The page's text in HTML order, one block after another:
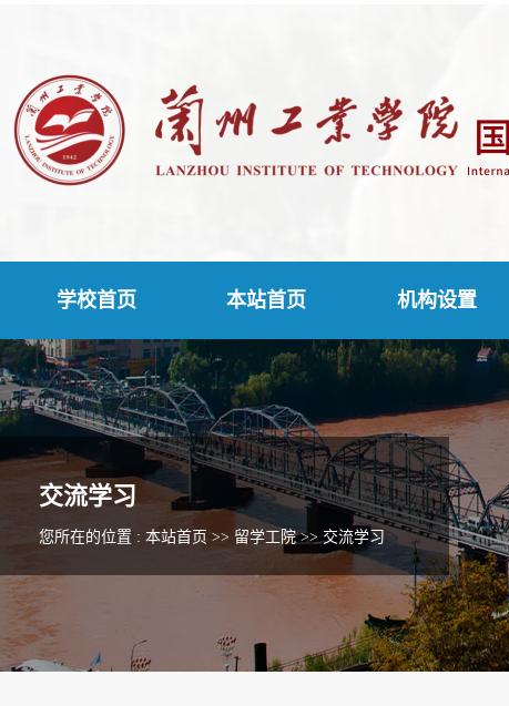
学校首页 本站首页 机构设置
交流学习
您所在的位置 : 本站首页 >> 留学工院>>交流学习